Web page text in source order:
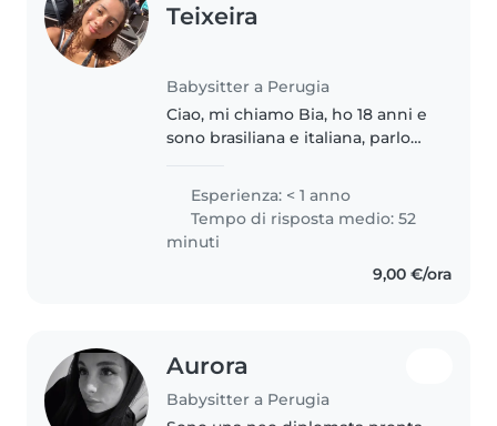
Teixeira
Babysitter a Perugia
Ciao, mi chiamo Bia, ho 18 anni e
sono brasiliana e italiana, parlo
bambini e ho esperienza di
avere una sorella minore, ma
sono..
Esperienza: < 1 anno
Tempo di risposta medio: 52
minuti
9,00 €/ora
Aurora
Babysitter a Perugia